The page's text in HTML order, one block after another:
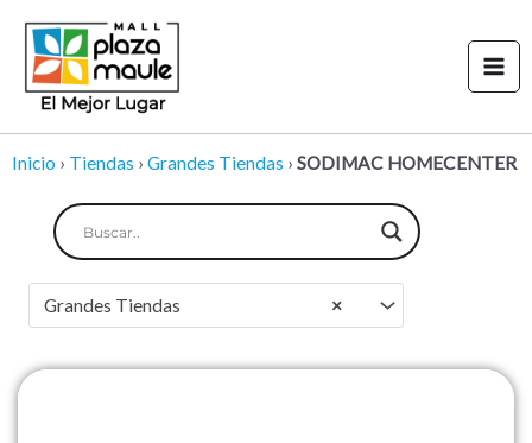
contenido
Inicio › Tiendas › Grandes Tiendas › SODIMAC HOMECENTER
×
Grandes Tiendas